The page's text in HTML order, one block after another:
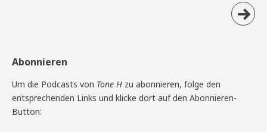
Abonnieren
Um die Podcasts von Tone H zu abonnieren, folge den
entsprechenden Links und klicke dort auf den Abonnieren-
Button: